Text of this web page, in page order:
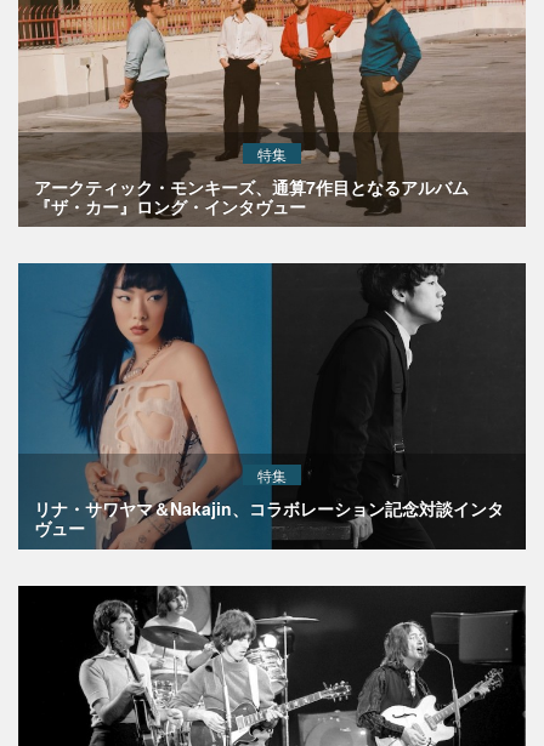
特集
アークティック・モンキーズ、通算7作目となるアルバム
『ザ・カー』ロング・インタヴュー
特集
リナ・サワヤマ＆Nakajin、コラボレーション記念対談インタ
ヴュー